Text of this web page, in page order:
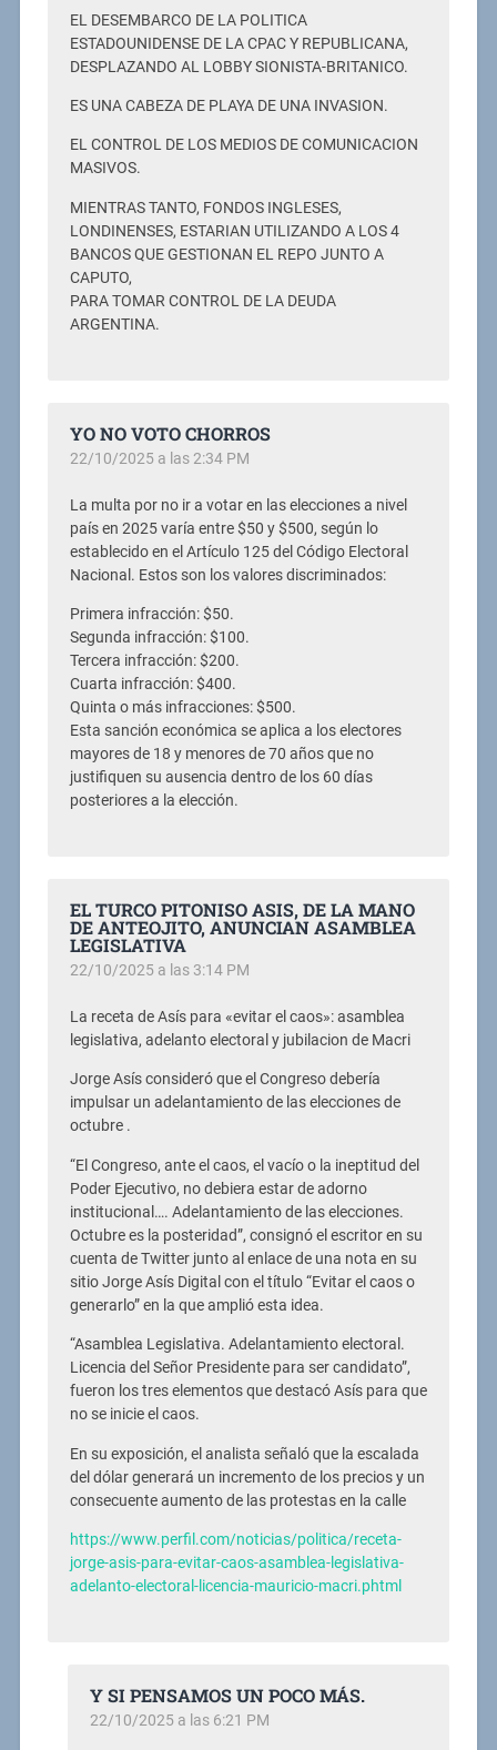
EL DESEMBARCO DE LA POLITICA
ESTADOUNIDENSE DE LA CPAC Y REPUBLICANA,
DESPLAZANDO AL LOBBY SIONISTA-BRITANICO.
ES UNA CABEZA DE PLAYA DE UNA INVASION.
EL CONTROL DE LOS MEDIOS DE COMUNICACION
MASIVOS.
MIENTRAS TANTO, FONDOS INGLESES,
LONDINENSES, ESTARIAN UTILIZANDO A LOS 4
BANCOS QUE GESTIONAN EL REPO JUNTO A
CAPUTO,
PARA TOMAR CONTROL DE LA DEUDA
ARGENTINA.
YO NO VOTO CHORROS
22/10/2025 a las 2:34 PM
La multa por no ir a votar en las elecciones a nivel
país en 2025 varía entre $50 y $500, según lo
establecido en el Artículo 125 del Código Electoral
Nacional. Estos son los valores discriminados:
Primera infracción: $50.
Segunda infracción: $100.
Tercera infracción: $200.
Cuarta infracción: $400.
Quinta o más infracciones: $500.
Esta sanción económica se aplica a los electores
mayores de 18 y menores de 70 años que no
justifiquen su ausencia dentro de los 60 días
posteriores a la elección.
EL TURCO PITONISO ASIS, DE LA MANO
DE ANTEOJITO, ANUNCIAN ASAMBLEA
LEGISLATIVA
22/10/2025 a las 3:14 PM
La receta de Asís para «evitar el caos»: asamblea
legislativa, adelanto electoral y jubilacion de Macri
Jorge Asís consideró que el Congreso debería
impulsar un adelantamiento de las elecciones de
octubre .
“El Congreso, ante el caos, el vacío o la ineptitud del
Poder Ejecutivo, no debiera estar de adorno
institucional…. Adelantamiento de las elecciones.
Octubre es la posteridad”, consignó el escritor en su
cuenta de Twitter junto al enlace de una nota en su
sitio Jorge Asís Digital con el título “Evitar el caos o
generarlo” en la que amplió esta idea.
“Asamblea Legislativa. Adelantamiento electoral.
Licencia del Señor Presidente para ser candidato”,
fueron los tres elementos que destacó Asís para que
no se inicie el caos.
En su exposición, el analista señaló que la escalada
del dólar generará un incremento de los precios y un
consecuente aumento de las protestas en la calle
https://www.perfil.com/noticias/politica/receta-
jorge-asis-para-evitar-caos-asamblea-legislativa-
adelanto-electoral-licencia-mauricio-macri.phtml
Y SI PENSAMOS UN POCO MÁS.
22/10/2025 a las 6:21 PM